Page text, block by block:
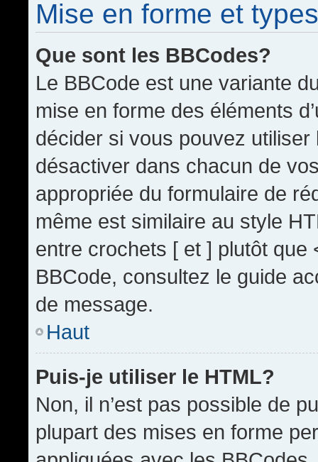
Mise en forme et
Que sont les BBCodes?
Le BBCode est une variante
mise en forme des éléments
décider si vous pouvez
désactiver dans chacun de
appropriée du formulaire de
même est similaire au style
entre crochets [ et ] plutôt que
BBCode, consultez le guide
de message.
Haut
Puis-je utiliser le HTML?
Non, il n’est pas possible de
plupart des mises en forme